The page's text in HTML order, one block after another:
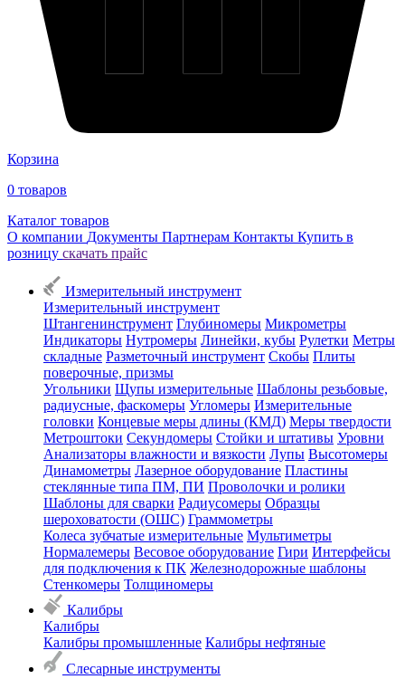
Корзина
0 товаров
Каталог товаров
О компании Документы Партнерам Контакты Купить в
розницу скачать прайс
Измерительный инструмент
Измерительный инструмент
Штангенинструмент Глубиномеры Микрометры
Индикаторы Нутромеры Линейки, кубы Рулетки Метры
складные Разметочный инструмент Скобы Плиты
поверочные, призмы
Угольники Щупы измерительные Шаблоны резьбовые,
радиусные, фаскомеры Угломеры Измерительные
головки Концевые меры длины (КМД) Меры твердости
Метроштоки Секундомеры Стойки и штативы Уровни
Анализаторы влажности и вязкости Лупы Высотомеры
Динамометры Лазерное оборудование Пластины
стеклянные типа ПМ, ПИ Проволочки и ролики
Шаблоны для сварки Радиусомеры Образцы
шероховатости (ОШС) Граммометры
Колеса зубчатые измерительные Мультиметры
Нормалемеры Весовое оборудование Гири Интерфейсы
для подключения к ПК Железнодорожные шаблоны
Стенкомеры Толщиномеры
Калибры
Калибры
Калибры промышленные Калибры нефтяные
Слесарные инструменты